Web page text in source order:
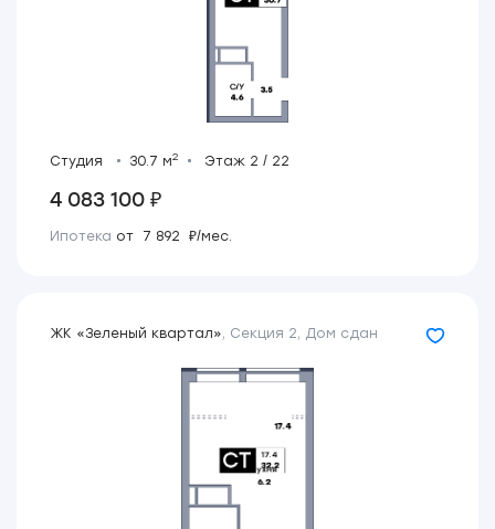
Студия 30.7 м2 Этаж 2 / 22
4 083 100 ₽
Ипотека от 7 892 ₽/мес.
ЖК «Зеленый квартал», Секция 2, Дом сдан